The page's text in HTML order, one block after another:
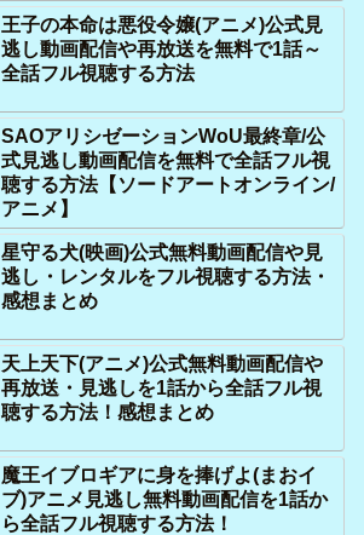
王子の本命は悪役令嬢(アニメ)公式見
逃し動画配信や再放送を無料で1話～
全話フル視聴する方法
SAOアリシゼーションWoU最終章/公
式見逃し動画配信を無料で全話フル視
聴する方法【ソードアートオンライン/
アニメ】
星守る犬(映画)公式無料動画配信や見
逃し・レンタルをフル視聴する方法・
感想まとめ
天上天下(アニメ)公式無料動画配信や
再放送・見逃しを1話から全話フル視
聴する方法！感想まとめ
魔王イブロギアに身を捧げよ(まおイ
ブ)アニメ見逃し無料動画配信を1話か
ら全話フル視聴する方法！